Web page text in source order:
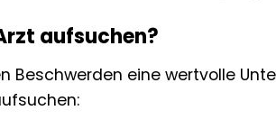
aufsuchen?
Beschwerden eine wertvolle